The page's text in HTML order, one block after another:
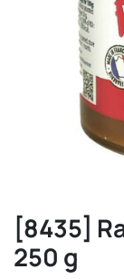
[8435]
250 g